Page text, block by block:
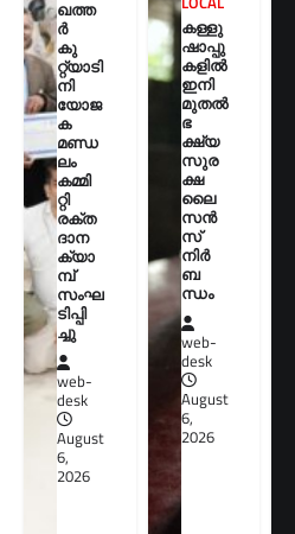
ഖത്ത
ർ
കു
റ്റ്യാടി
നി
യോജ
ക
മണ്ഡ
ലം
കമ്മി
റ്റി
രക്ത
ദാന
ക്യാ
മ്പ്
സംഘ
ടിപ്പി
ച്ചു
web-
desk
August
6,
2026
കള്ളു
ഷാപ്പു
കളിൽ
ഇനി
മുതൽ
ഭ
ക്ഷ്യ
സുര
ക്ഷ
ലൈ
സൻ
സ്
നിർ
ബ
ന്ധം
web-
desk
August
6,
2026